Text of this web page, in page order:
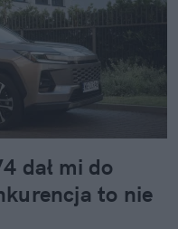
dał mi do
to nie